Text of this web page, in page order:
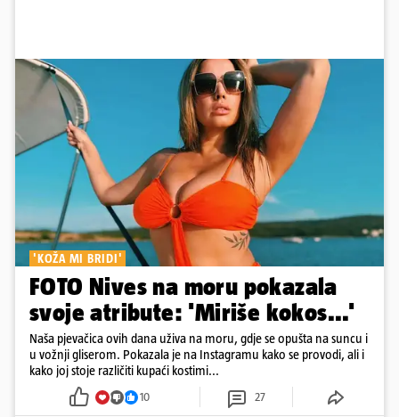
'KOŽA MI BRIDI'
FOTO Nives na moru pokazala
svoje atribute: 'Miriše kokos...'
Naša pjevačica ovih dana uživa na moru, gdje se opušta na suncu i
u vožnji gliserom. Pokazala je na Instagramu kako se provodi, ali i
kako joj stoje različiti kupaći kostimi...
10 27